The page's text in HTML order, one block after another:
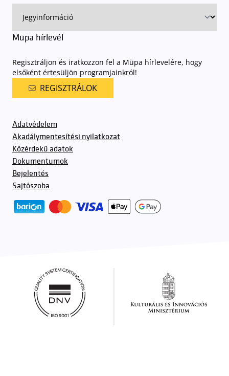
Müpa hírlevél
Regisztráljon és iratkozzon fel a Müpa hírlevelére, hogy
elsőként értesüljön programjainkról!
REGISZTRÁLOK
Adatvédelem
Akadálymentesítési nyilatkozat
Közérdekű adatok
Dokumentumok
Bejelentés
Sajtószoba